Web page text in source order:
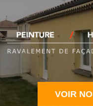
VOIR